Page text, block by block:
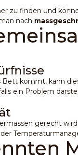
zu finden und
nach
kommt, kann
ein Problem
gerecht